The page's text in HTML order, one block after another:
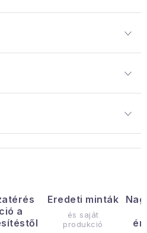
a
Eredeti minták
és saját
produkció